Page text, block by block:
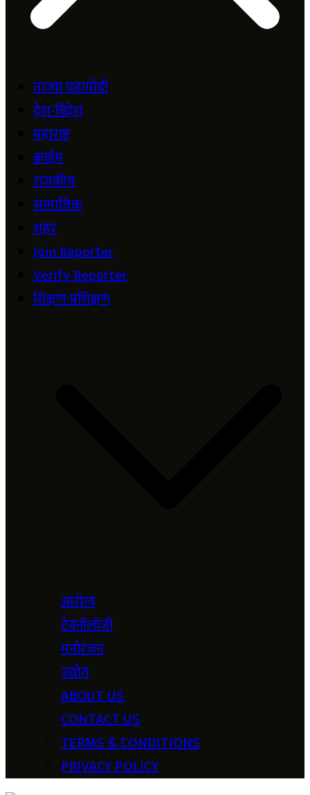
ताज्या घडामोडी
देश-विदेश
महाराष्ट्र
क्राईम
राजकीय
सामाजिक
शहर
Join Reporter
Verify Reporter
शिक्षण-प्रशिक्षण
आरोग्य
टेक्नॉलॉजी
मनोरंजन
उद्योग
ABOUT US
CONTACT US
TERMS & CONDITIONS
PRIVACY POLICY